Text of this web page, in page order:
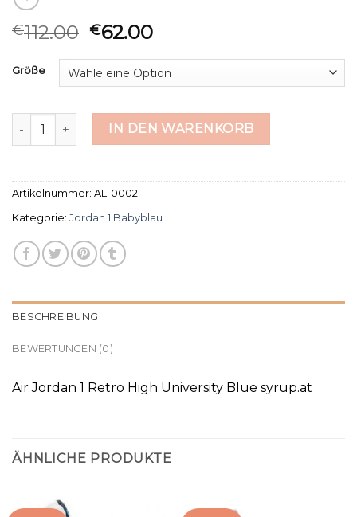
€112.00 €62.00
Größe
jordan 1 babyblau MengeIN DEN WARENKORB
Artikelnummer: AL-0002
Kategorie: Jordan 1 Babyblau
BESCHREIBUNG
BEWERTUNGEN (0)
Air Jordan 1 Retro High University Blue syrup.at
ÄHNLICHE PRODUKTE